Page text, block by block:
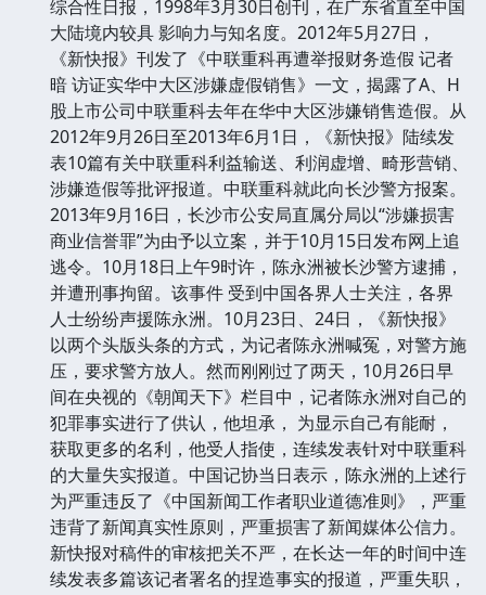
综合性日报，1998年3月30日创刊，在广东省直至中国
大陆境内较具 影响力与知名度。2012年5月27日，
《新快报》刊发了《中联重科再遭举报财务造假 记者
暗 访证实华中大区涉嫌虚假销售》一文，揭露了A、H
股上市公司中联重科去年在华中大区涉嫌销售造假。从
2012年9月26日至2013年6月1日，《新快报》陆续发
表10篇有关中联重科利益输送、利润虚增、畸形营销、
涉嫌造假等批评报道。中联重科就此向长沙警方报案。
2013年9月16日，长沙市公安局直属分局以“涉嫌损害
商业信誉罪”为由予以立案，并于10月15日发布网上追
逃令。10月18日上午9时许，陈永洲被长沙警方逮捕，
并遭刑事拘留。该事件 受到中国各界人士关注，各界
人士纷纷声援陈永洲。10月23日、24日，《新快报》
以两个头版头条的方式，为记者陈永洲喊冤，对警方施
压，要求警方放人。然而刚刚过了两天，10月26日早
间在央视的《朝闻天下》栏目中，记者陈永洲对自己的
犯罪事实进行了供认，他坦承， 为显示自己有能耐，
获取更多的名利，他受人指使，连续发表针对中联重科
的大量失实报道。中国记协当日表示，陈永洲的上述行
为严重违反了《中国新闻工作者职业道德准则》，严重
违背了新闻真实性原则，严重损害了新闻媒体公信力。
新快报对稿件的审核把关不严，在长达一年的时间中连
续发表多篇该记者署名的捏造事实的报道，严重失职，